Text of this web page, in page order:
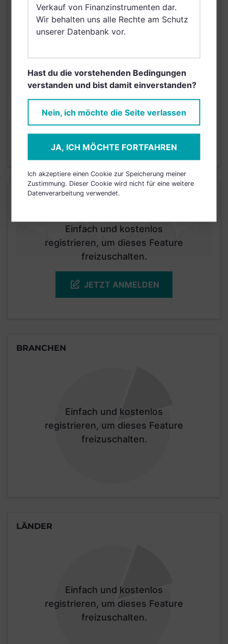
(Provinz Chinas),
Singapur
AUSGABEAUFSCHLAG 5,00%
N/A
1 2 3 4 5 6 7
Stand 31.03.2026
KURSENTWICKLUNG
Einfach und kostenlos
registrieren, um dieses Feature
freizuschalten.
JETZT ANMELDEN
BRANCHEN
Einfach und kostenlos
registrieren, um dieses Feature
freizuschalten.
LÄNDER
Einfach und kostenlos
registrieren, um dieses Feature
freizuschalten.
Verkauf von Finanzinstrumenten dar.
Wir behalten uns alle Rechte am Schutz
unserer Datenbank vor.
Hast du die vorstehenden Bedingungen
verstanden und bist damit einverstanden?
Nein, ich möchte die Seite verlassen
JA, ICH MÖCHTE FORTFAHREN
Ich akzeptiere einen Cookie zur Speicherung meiner
Zustimmung. Dieser Cookie wird nicht für eine weitere
Datenverarbeitung verwendet.